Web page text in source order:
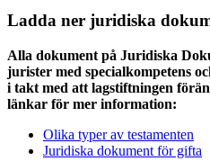
Ladda ner juridiska
Alla dokument på Juridiska
jurister med specialkompetens
i takt med att lagstiftningen
länkar för mer information:
Olika typer av testamenten
Juridiska dokument för gifta